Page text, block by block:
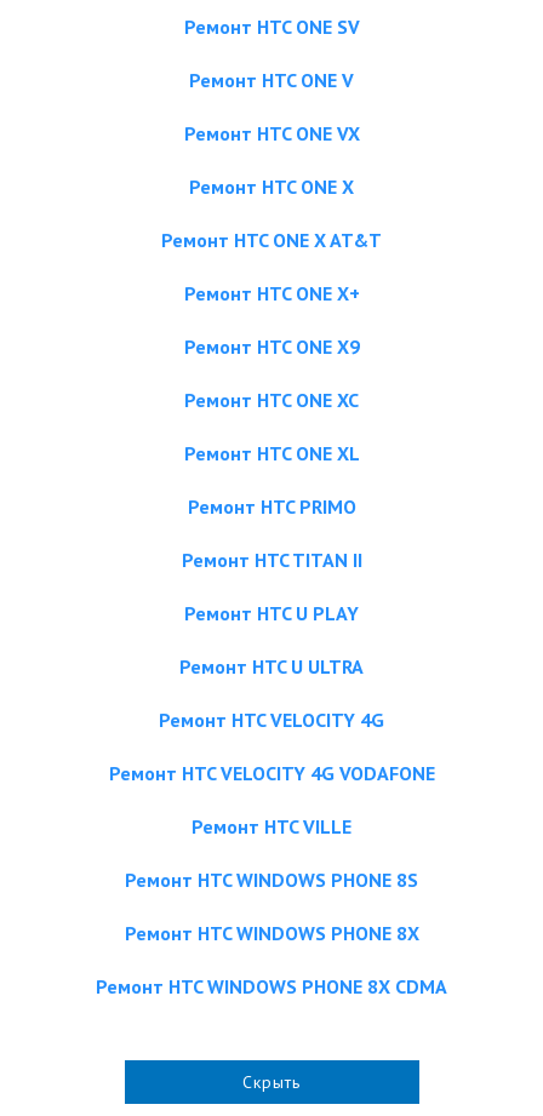
Ремонт HTC ONE SV
Ремонт HTC ONE V
Ремонт HTC ONE VX
Ремонт HTC ONE X
Ремонт HTC ONE X AT&T
Ремонт HTC ONE X+
Ремонт HTC ONE X9
Ремонт HTC ONE XC
Ремонт HTC ONE XL
Ремонт HTC PRIMO
Ремонт HTC TITAN II
Ремонт HTC U PLAY
Ремонт HTC U ULTRA
Ремонт HTC VELOCITY 4G
Ремонт HTC VELOCITY 4G VODAFONE
Ремонт HTC VILLE
Ремонт HTC WINDOWS PHONE 8S
Ремонт HTC WINDOWS PHONE 8X
Ремонт HTC WINDOWS PHONE 8X CDMA
Скрыть